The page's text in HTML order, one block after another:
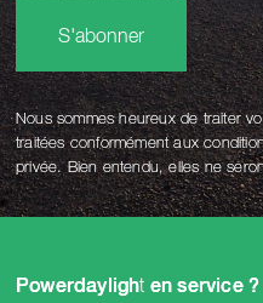
S'abonner
Nous sommes heureux de traiter
traitées conformément aux
privée. Bien entendu, elles ne
Powerdaylight en service ?